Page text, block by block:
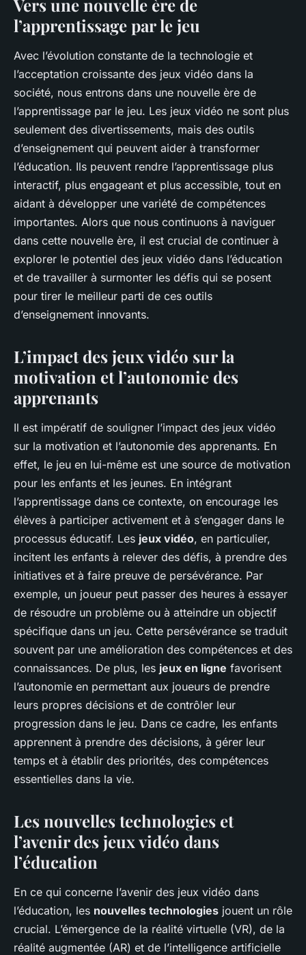
Vers une nouvelle ère de
l’apprentissage par le jeu
Avec l’évolution constante de la technologie et
l’acceptation croissante des jeux vidéo dans la
société, nous entrons dans une nouvelle ère de
l’apprentissage par le jeu. Les jeux vidéo ne sont plus
seulement des divertissements, mais des outils
d’enseignement qui peuvent aider à transformer
l’éducation. Ils peuvent rendre l’apprentissage plus
interactif, plus engageant et plus accessible, tout en
aidant à développer une variété de compétences
importantes. Alors que nous continuons à naviguer
dans cette nouvelle ère, il est crucial de continuer à
explorer le potentiel des jeux vidéo dans l’éducation
et de travailler à surmonter les défis qui se posent
pour tirer le meilleur parti de ces outils
d’enseignement innovants.
L’impact des jeux vidéo sur la
motivation et l’autonomie des
apprenants
Il est impératif de souligner l’impact des jeux vidéo
sur la motivation et l’autonomie des apprenants. En
effet, le jeu en lui-même est une source de motivation
pour les enfants et les jeunes. En intégrant
l’apprentissage dans ce contexte, on encourage les
élèves à participer activement et à s’engager dans le
processus éducatif. Les jeux vidéo, en particulier,
incitent les enfants à relever des défis, à prendre des
initiatives et à faire preuve de persévérance. Par
exemple, un joueur peut passer des heures à essayer
de résoudre un problème ou à atteindre un objectif
spécifique dans un jeu. Cette persévérance se traduit
souvent par une amélioration des compétences et des
connaissances. De plus, les jeux en ligne favorisent
l’autonomie en permettant aux joueurs de prendre
leurs propres décisions et de contrôler leur
progression dans le jeu. Dans ce cadre, les enfants
apprennent à prendre des décisions, à gérer leur
temps et à établir des priorités, des compétences
essentielles dans la vie.
Les nouvelles technologies et
l’avenir des jeux vidéo dans
l’éducation
En ce qui concerne l’avenir des jeux vidéo dans
l’éducation, les nouvelles technologies jouent un rôle
crucial. L’émergence de la réalité virtuelle (VR), de la
réalité augmentée (AR) et de l’intelligence artificielle